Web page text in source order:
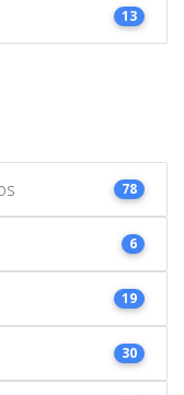
13
78
6
19
30